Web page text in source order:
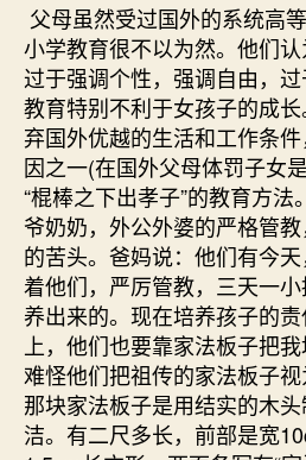
父母虽然受过国外的系统高
小学教育很不以为然。他们
过于强调个性，强调自由，
教育特别不利于女孩子的成
弃国外优越的生活和工作条
因之一(在国外父母体罚子女
“棍棒之下出孝子”的教育方
爷奶奶，外公外婆的严格管
的苦头。爸妈说：他们有今
着他们，严厉管教，三天一
养出来的。现在培养孩子的
上，他们也要靠家法板子把
难怪他们把祖传的家法板子视
那块家法板子是用结实的木
洁。有二尺多长，前部是宽